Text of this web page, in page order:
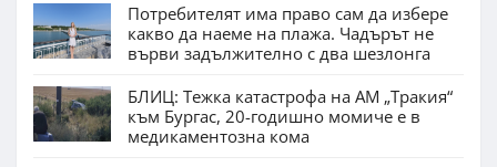
Потребителят има право сам да избере
какво да наеме на плажа. Чадърът не
върви задължително с два шезлонга
БЛИЦ: Тежка катастрофа на АМ „Тракия“
към Бургас, 20-годишно момиче е в
медикаментозна кома